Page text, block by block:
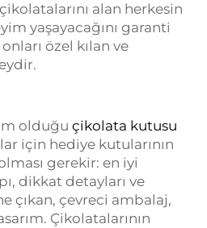
alan herkesin
yaşayacağını garanti
özel kılan ve
olduğu çikolata kutusu
için hediye kutularının
gerekir: en iyi
dikkat detayları ve
çıkan, çevreci ambalaj,
Çikolatalarının